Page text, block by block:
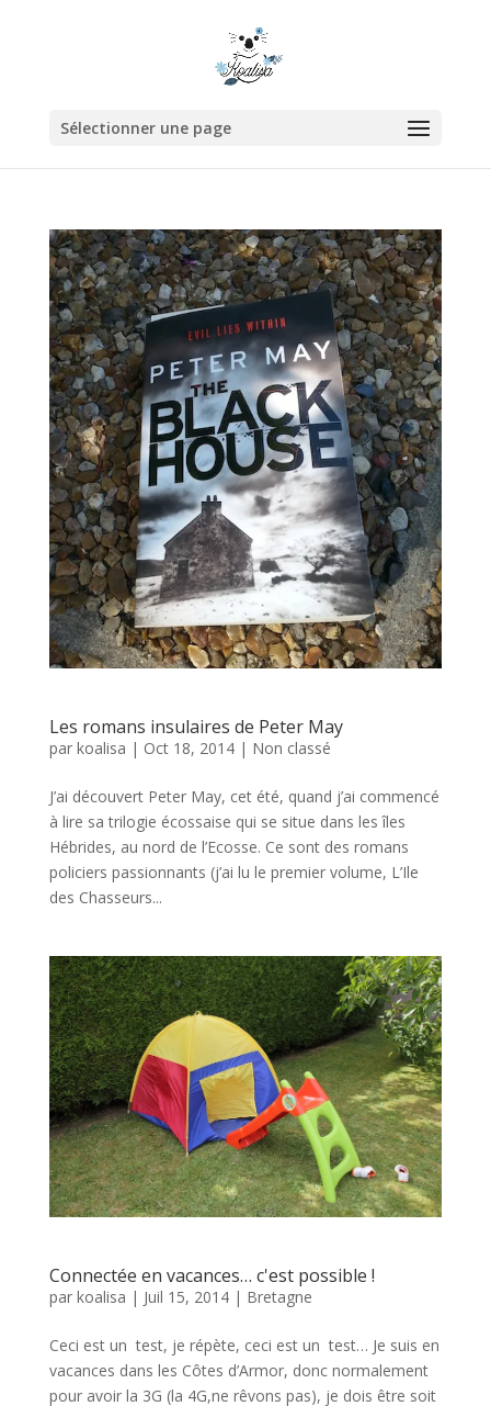
Sélectionner une page
Les romans insulaires de Peter May
par koalisa | Oct 18, 2014| Non classé
J’ai découvert Peter May, cet été, quand j’ai commencé
à lire sa trilogie écossaise qui se situe dans les îles
Hébrides, au nord de l’Ecosse. Ce sont des romans
policiers passionnants (j’ai lu le premier volume, L’Ile
des Chasseurs...
Connectée en vacances… c'est possible !
par koalisa | Juil 15, 2014| Bretagne
Ceci est un test, je répète, ceci est un test… Je suis en
vacances dans les Côtes d’Armor, donc normalement
pour avoir la 3G (la 4G,ne rêvons pas), je dois être soit